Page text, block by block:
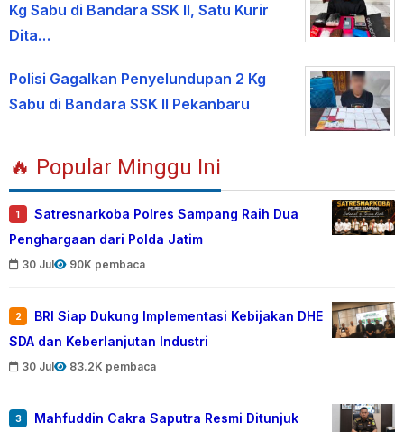
Kg Sabu di Bandara SSK II, Satu Kurir
Dita…
Polisi Gagalkan Penyelundupan 2 Kg
Sabu di Bandara SSK II Pekanbaru
🔥 Popular Minggu Ini
1
Satresnarkoba Polres Sampang Raih Dua
Penghargaan dari Polda Jatim
30 Jul 90K pembaca
2
BRI Siap Dukung Implementasi Kebijakan DHE
SDA dan Keberlanjutan Industri
30 Jul 83.2K pembaca
3
Mahfuddin Cakra Saputra Resmi Ditunjuk